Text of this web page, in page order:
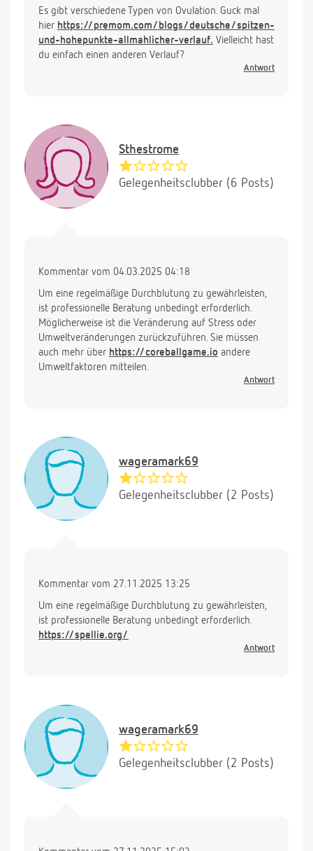
Es gibt verschiedene Typen von Ovulation. Guck mal
hier https://premom.com/blogs/deutsche/spitzen-
und-hohepunkte-allmahlicher-verlauf. Vielleicht hast
du einfach einen anderen Verlauf?
Antwort
Sthestrome
Gelegenheitsclubber (6 Posts)
Kommentar vom 04.03.2025 04:18
Um eine regelmäßige Durchblutung zu gewährleisten,
ist professionelle Beratung unbedingt erforderlich.
Möglicherweise ist die Veränderung auf Stress oder
Umweltveränderungen zurückzuführen. Sie müssen
auch mehr über https://coreballgame.io andere
Umweltfaktoren mitteilen.
Antwort
wageramark69
Gelegenheitsclubber (2 Posts)
Kommentar vom 27.11.2025 13:25
Um eine regelmäßige Durchblutung zu gewährleisten,
ist professionelle Beratung unbedingt erforderlich.
https://spellie.org/
Antwort
wageramark69
Gelegenheitsclubber (2 Posts)